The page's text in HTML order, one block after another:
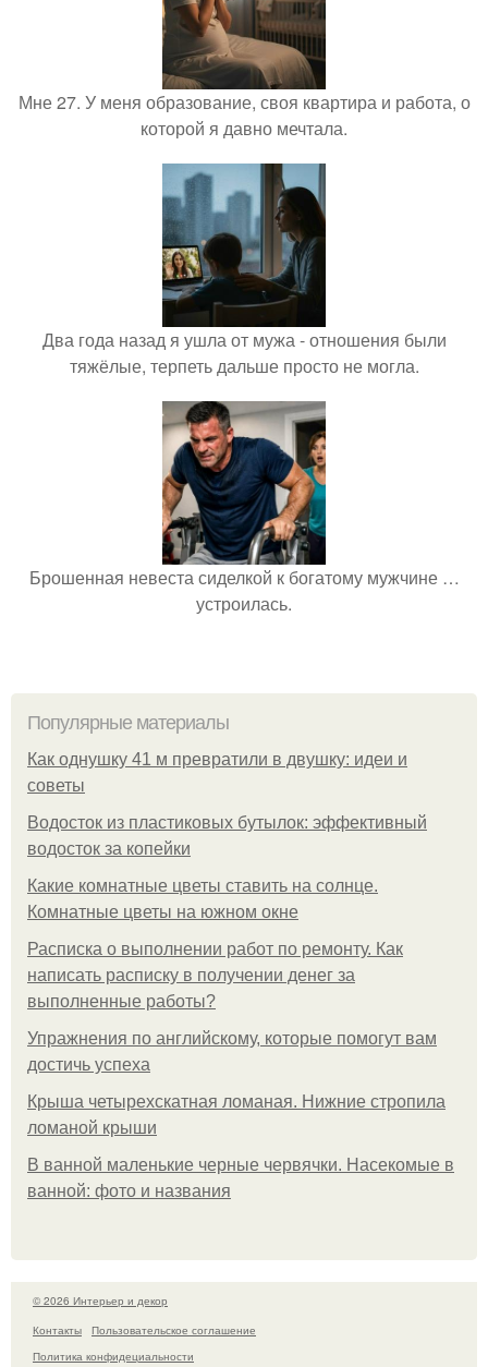
Мне 27. У меня образование, своя квартира и работа, о
которой я давно мечтала.
Два года назад я ушла от мужа - отношения были
тяжёлые, терпеть дальше просто не могла.
Брошенная невеста сиделкой к богатому мужчине …
устроилась.
Популярные материалы
Как однушку 41 м превратили в двушку: идеи и
советы
Водосток из пластиковых бутылок: эффективный
водосток за копейки
Какие комнатные цветы ставить на солнце.
Комнатные цветы на южном окне
Расписка о выполнении работ по ремонту. Как
написать расписку в получении денег за
выполненные работы?
Упражнения по английскому, которые помогут вам
достичь успеха
Крыша четырехскатная ломаная. Нижние стропила
ломаной крыши
В ванной маленькие черные червячки. Насекомые в
ванной: фото и названия
© 2026 Интерьер и декор
Контакты
Пользовательское соглашение
Политика конфидециальности